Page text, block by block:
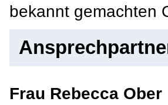
bekannt gemachten
Frau Rebecca Ober